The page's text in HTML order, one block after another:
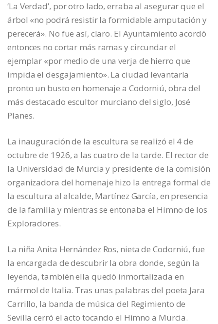
‘La Verdad’, por otro lado, erraba al asegurar que el
árbol «no podrá resistir la formidable amputación y
perecerá». No fue así, claro. El Ayuntamiento acordó
entonces no cortar más ramas y circundar el
ejemplar «por medio de una verja de hierro que
impida el desgajamiento». La ciudad levantaría
pronto un busto en homenaje a Codorniú, obra del
más destacado escultor murciano del siglo, José
Planes.
La inauguración de la escultura se realizó el 4 de
octubre de 1926, a las cuatro de la tarde. El rector de
la Universidad de Murcia y presidente de la comisión
organizadora del homenaje hizo la entrega formal de
la escultura al alcalde, Martínez García, en presencia
de la familia y mientras se entonaba el Himno de los
Exploradores.
La niña Anita Hernández Ros, nieta de Codorniú, fue
la encargada de descubrir la obra donde, según la
leyenda, también ella quedó inmortalizada en
mármol de Italia. Tras unas palabras del poeta Jara
Carrillo, la banda de música del Regimiento de
Sevilla cerró el acto tocando el Himno a Murcia.